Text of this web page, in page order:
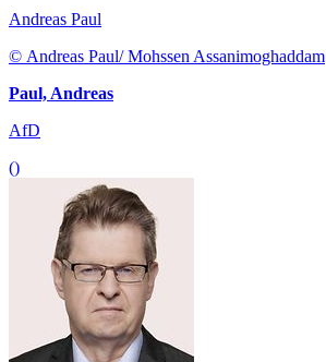
Andreas Paul
© Andreas Paul/ Mohssen Assanimoghaddam
Paul, Andreas
AfD
()